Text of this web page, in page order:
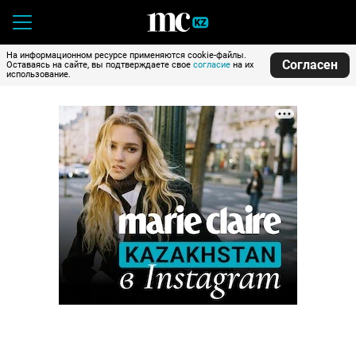
На информационном ресурсе применяются cookie-файлы.
Оставаясь на сайте, вы подтверждаете свое согласие на их
использование.
Согласен